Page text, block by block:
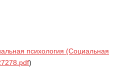
психология (Социальная
)